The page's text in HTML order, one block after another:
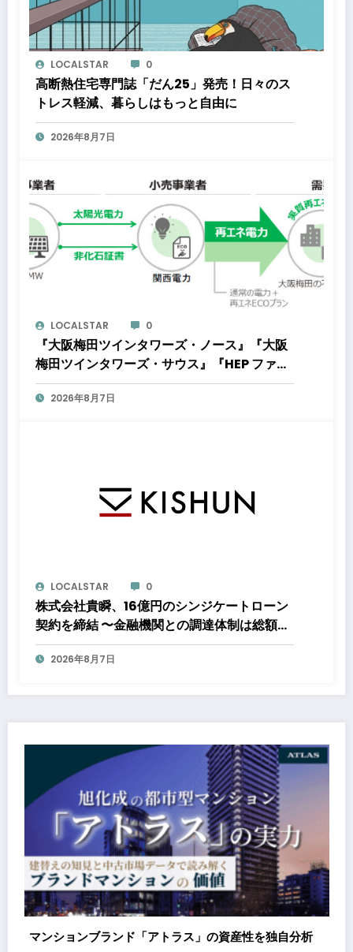
LOCALSTAR 0
高断熱住宅専門誌「だん25」発売！日々のス
トレス軽減、暮らしはもっと自由に
2026年8月7日
LOCALSTAR 0
『大阪梅田ツインタワーズ・ノース』『大阪
梅田ツインタワーズ・サウス』『HEP ファイ
ブ』において8月下旬から「オフサイト型コ
ーポレートPPA」による再生可能エネルギー
2026年8月7日
LOCALSTAR 0
株式会社貴瞬、16億円のシンジケートローン
契約を締結 〜金融機関との調達体制は総額約
80億円規模へ。DX・海外展開をはじめとし
た成長投資を加速～
2026年8月7日
ンブランド「アトラス」の資産性を独自分析